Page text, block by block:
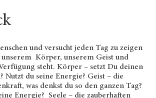
und versucht jeden Tag zu zeigen
unserem Körper, unserem Geist und
steht. Körper – setzt Du deinen
du seine Energie? Geist – die
was denkst du so den ganzen Tag?
Energie? Seele – die zauberhaften